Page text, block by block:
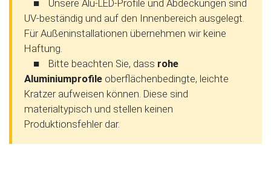
■
Unsere Alu-LED-Profile und Abdeckungen sind
UV-beständig und auf den Innenbereich ausgelegt.
Für Außeninstallationen übernehmen wir keine
Haftung.
■
Bitte beachten Sie, dass rohe
Aluminiumprofile oberflächenbedingte, leichte
Kratzer aufweisen können. Diese sind
materialtypisch und stellen keinen
Produktionsfehler dar.